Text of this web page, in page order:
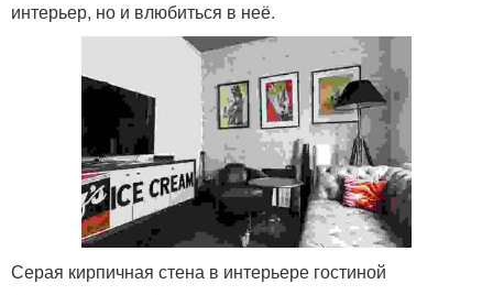
интерьер, но и влюбиться в неё.
Серая кирпичная стена в интерьере гостиной